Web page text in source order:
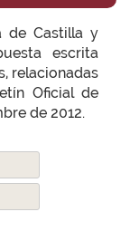
de Castilla y
escrita
relacionadas
Oficial de
de 2012.